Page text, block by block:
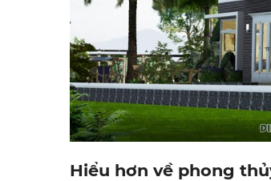
Hiểu hơn về phong